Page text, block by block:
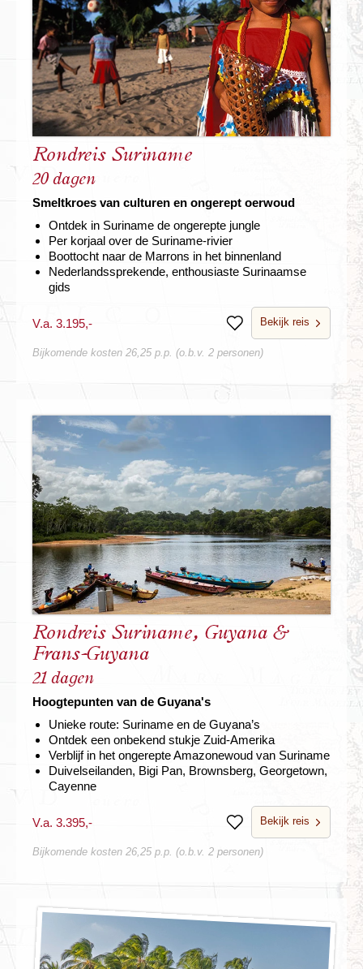
Rondreis Suriname
20 dagen
Smeltkroes van culturen en ongerept oerwoud
Ontdek in Suriname de ongerepte jungle
Per korjaal over de Suriname-rivier
Boottocht naar de Marrons in het binnenland
Nederlandssprekende, enthousiaste Surinaamse
gids
V.a. 3.195,- BewarenBekijk reis
Bijkomende kosten 26,25 p.p. (o.b.v. 2 personen)
Rondreis Suriname, Guyana &
Frans-Guyana
21 dagen
Hoogtepunten van de Guyana's
Unieke route: Suriname en de Guyana’s
Ontdek een onbekend stukje Zuid-Amerika
Verblijf in het ongerepte Amazonewoud van Suriname
Duivelseilanden, Bigi Pan, Brownsberg, Georgetown,
Cayenne
V.a. 3.395,- BewarenBekijk reis
Bijkomende kosten 26,25 p.p. (o.b.v. 2 personen)